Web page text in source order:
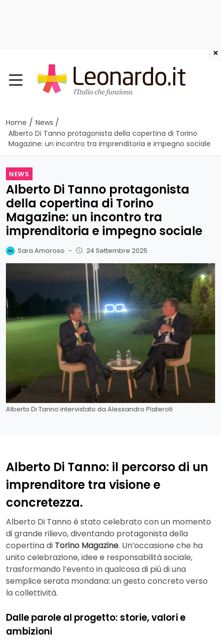
Home / News /
Alberto Di Tanno protagonista della copertina di Torino
Magazine: un incontro tra imprenditoria e impegno sociale
NEWS
Alberto Di Tanno protagonista
della copertina di Torino
Magazine: un incontro tra
imprenditoria e impegno sociale
Sara Amoroso - 24 Settembre 2025
Alberto Di Tanno intervistato da Alessandro Plateroti
Alberto Di Tanno: il percorso di un
imprenditore tra visione e
concretezza.
Alberto Di Tanno è stato celebrato con un momento
di grande rilievo, diventando protagonista della
copertina di Torino Magazine. Un’occasione che ha
unito celebrazione, idee e responsabilità sociale,
trasformando l’evento in qualcosa di più di una
semplice serata mondana: un gesto concreto verso
la collettività.
Dalle parole al progetto: storie, valori e
ambizioni
×